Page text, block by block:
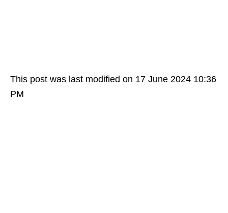
This post was last modified on 17 June 2024 10:36
PM